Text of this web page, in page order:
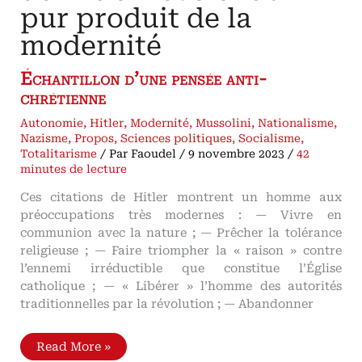
pur produit de la
modernité
Échantillon d’une pensée anti-
chrétienne
Autonomie,Hitler,Modernité,Mussolini,Nationalisme,
Nazisme,Propos,Sciences politiques,Socialisme,
Totalitarisme / ParFaoudel /9 novembre 2023 /42
minutes de lecture
Ces citations de Hitler montrent un homme aux
préoccupations très modernes : — Vivre en
communion avec la nature ; — Prêcher la tolérance
religieuse ; — Faire triompher la « raison » contre
l’ennemi irréductible que constitue l’Église
catholique ; — « Libérer » l’homme des autorités
traditionnelles par la révolution ; — Abandonner
Les
« Libres
Read More »